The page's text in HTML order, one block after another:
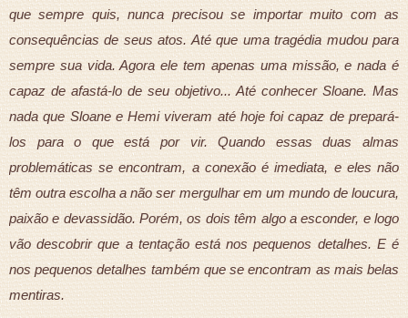
que sempre quis, nunca precisou se importar muito com as
consequências de seus atos. Até que uma tragédia mudou para
sempre sua vida. Agora ele tem apenas uma missão, e nada é
capaz de afastá-lo de seu objetivo... Até conhecer Sloane. Mas
nada que Sloane e Hemi viveram até hoje foi capaz de prepará-
los para o que está por vir. Quando essas duas almas
problemáticas se encontram, a conexão é imediata, e eles não
têm outra escolha a não ser mergulhar em um mundo de loucura,
paixão e devassidão. Porém, os dois têm algo a esconder, e logo
vão descobrir que a tentação está nos pequenos detalhes. E é
nos pequenos detalhes também que se encontram as mais belas
mentiras.